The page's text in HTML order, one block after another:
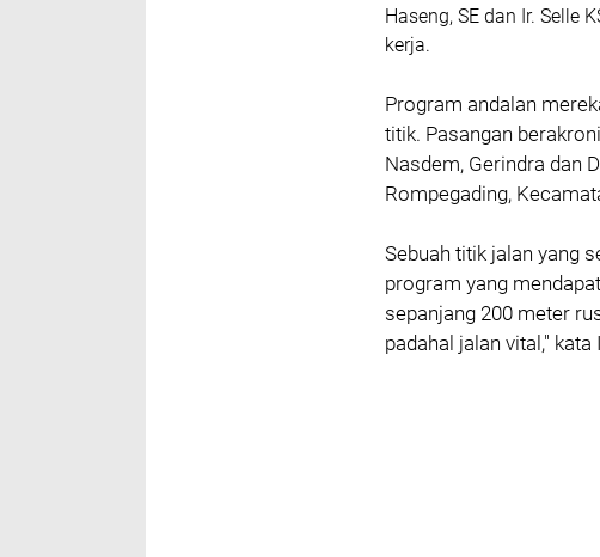
Haseng, SE dan Ir. Selle
kerja.
Program andalan
titik. Pasangan
Nasdem, Gerindra dan
Rompegading,
Sebuah titik jalan yang
program yang
sepanjang 200 meter
padahal jalan vital,"